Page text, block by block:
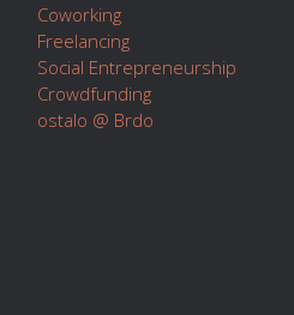
Coworking
Freelancing
Social Entrepreneurship
Crowdfunding
ostalo @ Brdo